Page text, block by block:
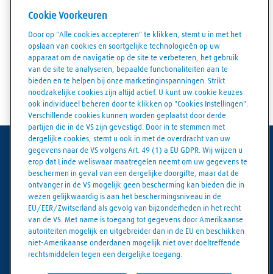
Veldhoven
West Vlaanderen
Zeeland
Zuid-Holland
Gebruiksvoorwaarden
Juridische kennisgeving
Gegevensbescherming
Algemene verkoopvoorwaarden
Cookiebeleid
Cookie Voorkeuren
Door op "Alle cookies accepteren" te klikken, stemt u in met het
opslaan van cookies en soortgelijke technologieën op uw
apparaat om de navigatie op de site te verbeteren, het gebruik
van de site te analyseren, bepaalde functionaliteiten aan te
bieden en te helpen bij onze marketinginspanningen. Strikt
noodzakelijke cookies zijn altijd actief. U kunt uw cookie keuzes
ook individueel beheren door te klikken op "Cookies Instellingen".
Verschillende cookies kunnen worden geplaatst door derde
partijen die in de VS zijn gevestigd. Door in te stemmen met
dergelijke cookies, stemt u ook in met de overdracht van uw
gegevens naar de VS volgens Art. 49 (1) a EU GDPR. Wij wijzen u
erop dat Linde weliswaar maatregelen neemt om uw gegevens te
beschermen in geval van een dergelijke doorgifte, maar dat de
ontvanger in de VS mogelijk geen bescherming kan bieden die in
wezen gelijkwaardig is aan het beschermingsniveau in de
EU/EER/Zwitserland als gevolg van bijzonderheden in het recht
van de VS. Met name is toegang tot gegevens door Amerikaanse
autoriteiten mogelijk en uitgebreider dan in de EU en beschikken
niet-Amerikaanse onderdanen mogelijk niet over doeltreffende
rechtsmiddelen tegen een dergelijke toegang.